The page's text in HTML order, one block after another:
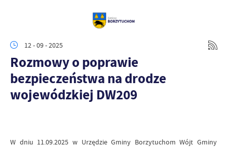
12 - 09 - 2025
Rozmowy o poprawie
bezpieczeństwa na drodze
wojewódzkiej DW209
W dniu 11.09.2025 w Urzędzie Gminy Borzytuchom Wójt Gminy